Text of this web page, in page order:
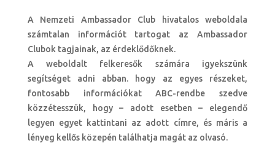
A Nemzeti Ambassador Club hivatalos weboldala
számtalan információt tartogat az Ambassador
Clubok tagjainak, az érdeklődőknek.
A weboldalt felkeresők számára igyekszünk
segítséget adni abban. hogy az egyes részeket,
fontosabb információkat ABC-rendbe szedve
közzétesszük, hogy – adott esetben – elegendő
legyen egyet kattintani az adott címre, és máris a
lényeg kellős közepén találhatja magát az olvasó.